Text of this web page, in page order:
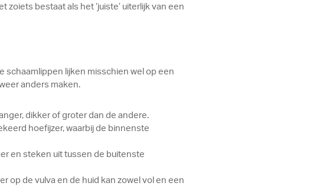
bestaat als het ‘juiste’ uiterlijk van een
schaamlippen lijken misschien wel op een
anders maken.
dikker of groter dan de andere.
hoefijzer, waarbij de binnenste
en steken uit tussen de buitenste
op de vulva en de huid kan zowel vol en een